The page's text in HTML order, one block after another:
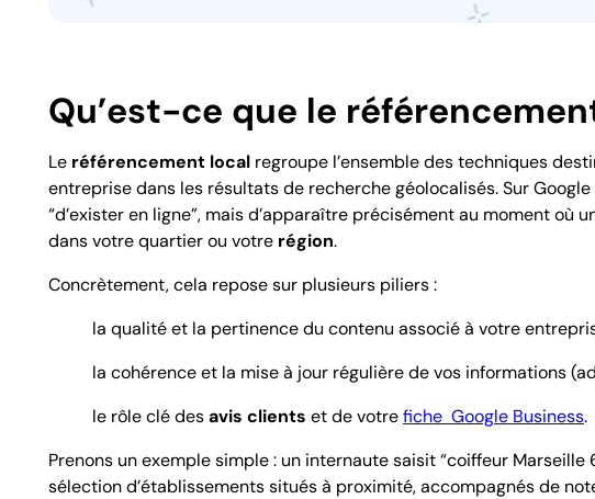
Qu’est-ce que le
Le référencement local regroupe l’ensemble des techniques
entreprise dans les résultats de recherche géolocalisés. Sur
“d’exister en ligne”, mais d’apparaître précisément au moment où
dans votre quartier ou votre région.
Concrètement, cela repose sur plusieurs piliers :
la qualité et la pertinence du contenu associé à votre
la cohérence et la mise à jour régulière de vos informations
le rôle clé desavis clients et de votrefiche Google Business.
Prenons un exemple simple : un internaute saisit “coiffeur
sélection d’établissements situés à proximité, accompagnés de